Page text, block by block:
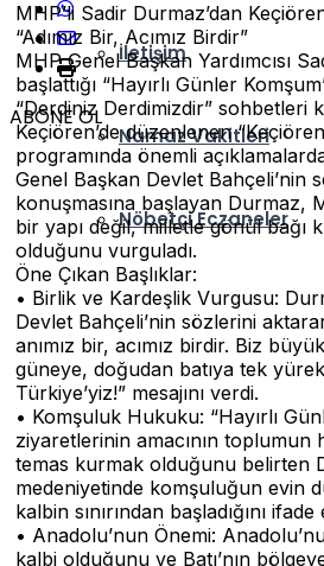
İletişim
Namaz Vakitleri
Nöbetçi Eczaneler
ABONE OL
MHP’li Sadir Durmaz’dan
“Adımız Bir, Acımız Birdir”
MHP Genel Başkan Yardımcısı
başlattığı “Hayırlı Günler
“Derdiniz Derdimizdir” sohbetleri
Keçiören’de düzenlenen
programında önemli
Genel Başkan Devlet Bahçeli’nin
konuşmasına başlayan Durmaz,
bir yapı değil, milletle gönül bağı
olduğunu vurguladı.
Öne Çıkan Başlıklar:
• Birlik ve Kardeşlik Vurgusu:
Devlet Bahçeli’nin sözlerini
anımız bir, acımız birdir. Biz
güneye, doğudan batıya tek
Türkiye’yiz!” mesajını verdi.
• Komşuluk Hukuku: “Hayırlı
ziyaretlerinin amacının toplumun
temas kurmak olduğunu belirten
medeniyetinde komşuluğun evin
kalbin sınırından başladığını ifade
• Anadolu’nun Önemi:
kalbi olduğunu ve Batı’nın